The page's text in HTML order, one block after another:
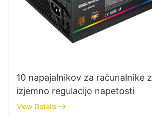
10 napajalnikov za računalnike z
izjemno regulacijo napetosti
View Details